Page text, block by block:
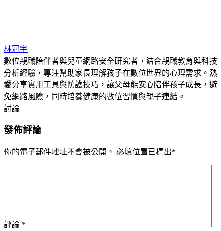
林冠宇
數位親職陪伴者與兒童網路安全研究者，結合親職教育與科技
分析經驗，專注幫助家長理解孩子在數位世界的心理需求。熱
愛分享實用工具與防護技巧，讓父母能安心陪伴孩子成長，避
免網路風險，同時培養健康的數位習慣與親子連結。
討論
發佈評論
你的電子郵件地址不會被公開。 必填位置已標出*
評論 *